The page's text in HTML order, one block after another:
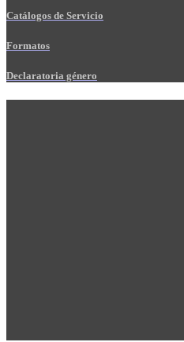
Catálogos de Servicio
Formatos
Declaratoria género